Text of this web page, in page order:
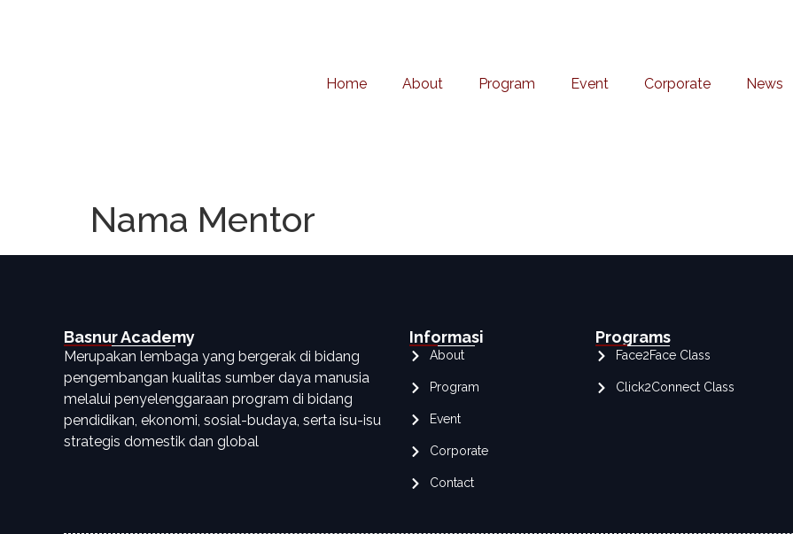
Home About Program Event Corporate News
Nama Mentor
Basnur Academy
Merupakan lembaga yang bergerak di bidang
pengembangan kualitas sumber daya manusia
melalui penyelenggaraan program di bidang
pendidikan, ekonomi, sosial-budaya, serta isu-isu
strategis domestik dan global
Informasi
About
Program
Event
Corporate
Contact
Programs
Face2Face Class
Click2Connect Class